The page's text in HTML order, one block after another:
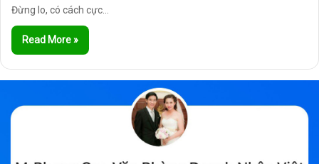
Đừng lo, có cách cực…
Read More »